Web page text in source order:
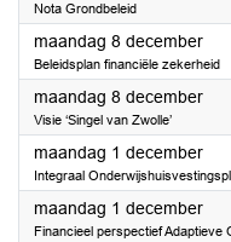
Nota Grondbeleid
maandag 8 december2025
Beleidsplan financiële zekerheid
maandag 8 december2025
Visie ‘Singel van Zwolle’
maandag 1 december2025
Integraal
maandag 1 december2025
Financieel perspectief Adaptieve